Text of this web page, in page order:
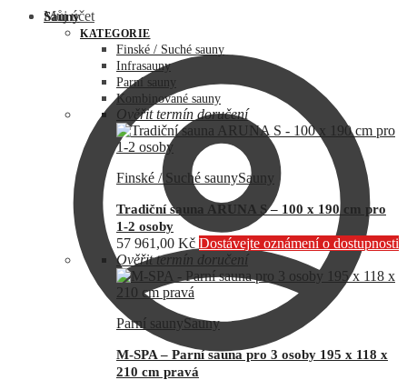
Můj účet
Sauny
KATEGORIE
Finské / Suché sauny
Infrasauny
Parní sauny
Kombinované sauny
Ověřit termín doručení
Finské / Suché saunySauny
Tradiční sauna ARUNA S – 100 x 190 cm pro
1-2 osoby
57 961,00 Kč Dostávejte oznámení o dostupnosti
Ověřit termín doručení
Parní saunySauny
M-SPA – Parní sauna pro 3 osoby 195 x 118 x
210 cm pravá